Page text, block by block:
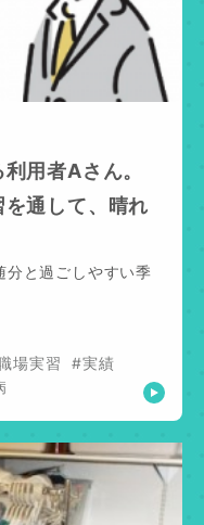
用者Aさん。
通して、晴れ
分と過ごしやすい季
場実習
#実績